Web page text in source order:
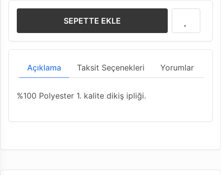
SEPETTE EKLE
Açıklama Taksit Seçenekleri Yorumlar
%100 Polyester 1. kalite dikiş ipliği.